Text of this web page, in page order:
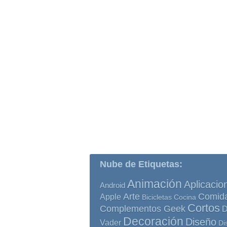
Nube de Etiquetas:
Android Animación
Apple Arte Bicicletas Cocina
Complementos Geek Cortos
Vader Decoración Diseño